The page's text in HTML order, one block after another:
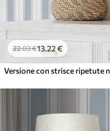
22.03€13.22€